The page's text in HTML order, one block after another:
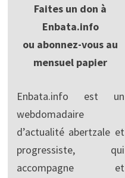
Faites un don à
Enbata.info
ou abonnez-vous au
mensuel papier
Enbata.info est un
webdomadaire
d’actualité abertzale et
progressiste, qui
accompagne et